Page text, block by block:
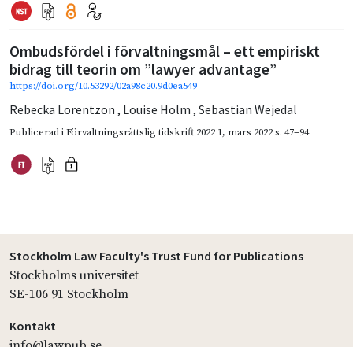
Ombudsfördel i förvaltningsmål – ett empiriskt
bidrag till teorin om ”lawyer advantage”
https://doi.org/10.53292/02a98c20.9d0ea549
Rebecka Lorentzon , Louise Holm , Sebastian Wejedal
Publicerad iFörvaltningsrättslig tidskrift 2022 1, mars 2022s. 47–94
Stockholm Law Faculty's Trust Fund for Publications
Stockholms universitet
SE-106 91 Stockholm
Kontakt